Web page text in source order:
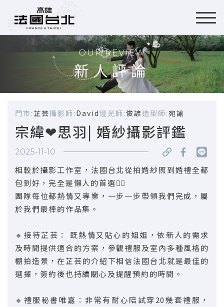
OUR REVIEW
新人評論
門市: 芷芸攝影師: David燈光師:俊諺造型師:宛諭
宗緯❤思羽| 婚紗攝影評鑑
2025-11-10
相較於攝影工作室，法國台北從拍婚紗照到婚禮全都
包到好，完全是懶人的首選✌🏻
團隊每位都熱情又專業，一步一步帶領我們完成，屬
於我們最棒的作品集。
🔹接待芷芸： 既熱情又貼心的姐姐，依新人的需求
及時間提供適合的方案，參觀禮服及室內多種風格的
棚拍造景，在芷芸的介紹下相信法國台北就是最佳的
選擇，簽約後也持續關心及提醒預約的時間。
🔹禮服秘書唯嘉：非常有耐心陪試穿20幾套禮服，